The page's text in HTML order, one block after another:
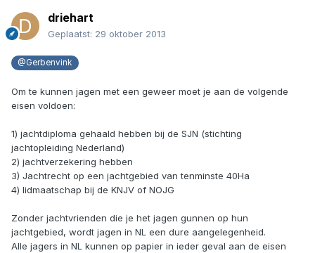
driehart
Geplaatst: 29 oktober 2013
@Gerbenvink
Om te kunnen jagen met een geweer moet je aan de volgende
eisen voldoen:
1) jachtdiploma gehaald hebben bij de SJN (stichting
jachtopleiding Nederland)
2) jachtverzekering hebben
3) Jachtrecht op een jachtgebied van tenminste 40Ha
4) lidmaatschap bij de KNJV of NOJG
Zonder jachtvrienden die je het jagen gunnen op hun
jachtgebied, wordt jagen in NL een dure aangelegenheid.
Alle jagers in NL kunnen op papier in ieder geval aan de eisen